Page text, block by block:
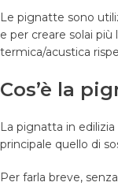
Le pignatte sono
e per creare solai
termica/acustica
Cos’è la
La pignatta in
principale quello di
Per farla breve,